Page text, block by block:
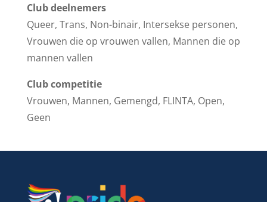
Club deelnemers
Queer, Trans, Non-binair, Intersekse personen,
Vrouwen die op vrouwen vallen, Mannen die op
mannen vallen
Club competitie
Vrouwen, Mannen, Gemengd, FLINTA, Open,
Geen